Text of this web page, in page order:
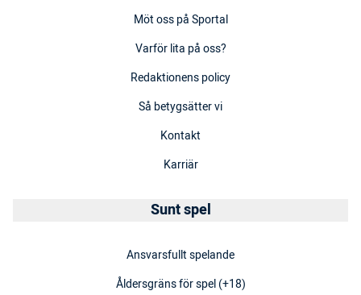
Möt oss på Sportal
Varför lita på oss?
Redaktionens policy
Så betygsätter vi
Kontakt
Karriär
Sunt spel
Ansvarsfullt spelande
Åldersgräns för spel (+18)